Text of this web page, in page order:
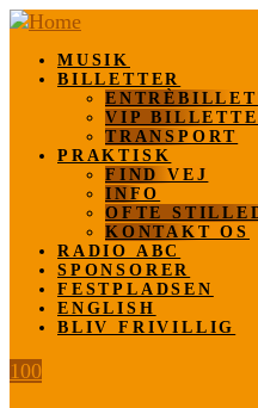
MUSIK
BILLETTER
VIP
TRANSPORT
PRAKTISK
FIND VEJ
INFO
OFTE
KONTAKT OS
RADIO ABC
SPONSORER
FESTPLADSEN
ENGLISH
BLIV FRIVILLIG
100